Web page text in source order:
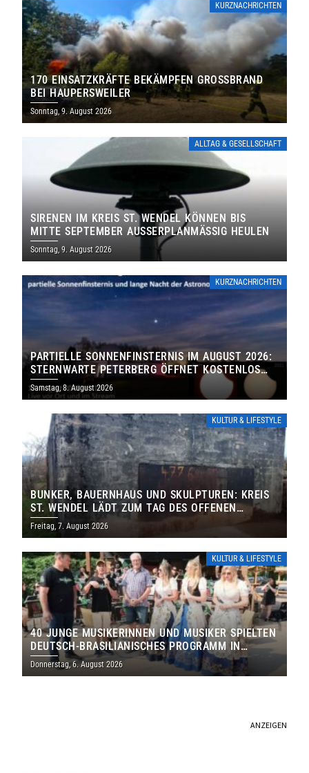
KURZNACHRICHTEN
170 EINSATZKRÄFTE BEKÄMPFEN GROSSBRAND B
EI HAUPERSWEILER
Sonntag, 9. August 2026
ALLTAG & GESELLSCHAFT
SIRENEN IM KREIS ST. WENDEL KÖNNEN BIS
MITTE SEPTEMBER AUSSERPLANMÄSSIG HEULEN
Sonntag, 9. August 2026
KURZNACHRICHTEN
PARTIELLE SONNENFINSTERNIS IM AUGUST 2026:
STERNWARTE PETERBERG ÖFFNET KOSTENLOS
IHRE TORE
Samstag, 8. August 2026
KULTUR & LIFESTYLE
BUNKER, BAUERNHAUS UND SKULPTUREN: KREIS
ST. WENDEL LÄDT ZUM TAG DES OFFENEN
DENKMALS EIN
Freitag, 7. August 2026
KULTUR & LIFESTYLE
40 JUNGE MUSIKERINNEN UND MUSIKER SPIELTEN
DEUTSCH-BRASILIANISCHES PROGRAMM IN
THOLEY
Donnerstag, 6. August 2026
ANZEIGEN